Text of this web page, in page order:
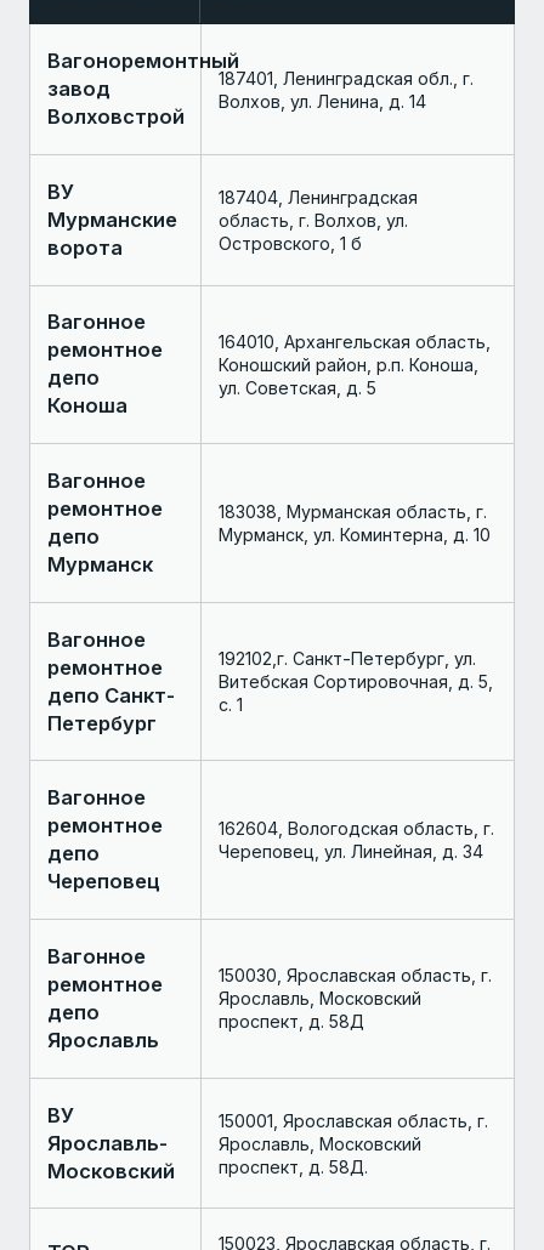
Вагоноремонтный
завод
Волховстрой
187401, Ленинградская обл., г.
Волхов, ул. Ленина, д. 14
ВУ
Мурманские
ворота
187404, Ленинградская
область, г. Волхов, ул.
Островского, 1 б
Вагонное
ремонтное
депо
Коноша
164010, Архангельская область,
Коношский район, р.п. Коноша,
ул. Советская, д. 5
Вагонное
ремонтное
депо
Мурманск
183038, Мурманская область, г.
Мурманск, ул. Коминтерна, д. 10
Вагонное
ремонтное
депо Санкт-
Петербург
192102,г. Санкт-Петербург, ул.
Витебская Сортировочная, д. 5,
с. 1
Вагонное
ремонтное
депо
Череповец
162604, Вологодская область, г.
Череповец, ул. Линейная, д. 34
Вагонное
ремонтное
депо
Ярославль
150030, Ярославская область, г.
Ярославль, Московский
проспект, д. 58Д
ВУ
Ярославль-
Московский
150001, Ярославская область, г.
Ярославль, Московский
проспект, д. 58Д.
150023, Ярославская область, г.